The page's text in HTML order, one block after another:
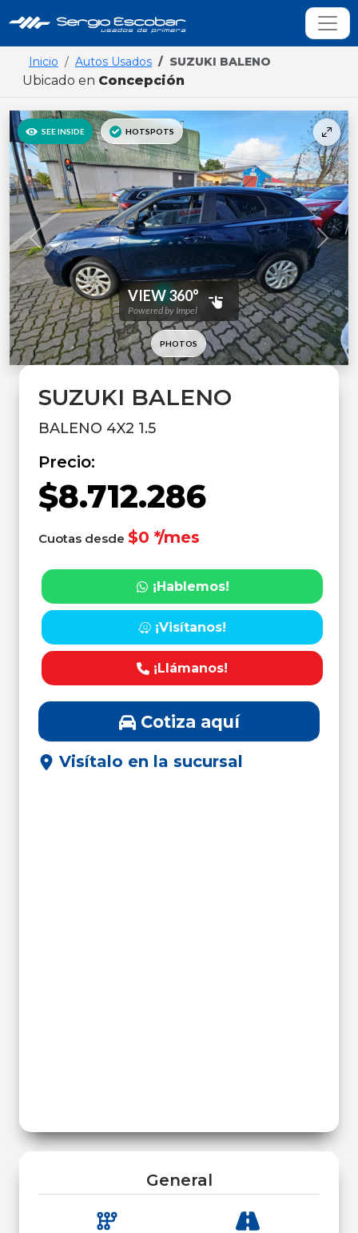
Inicio Autos Usados SUZUKI BALENO
Ubicado en Concepción
Previous Next
SUZUKI BALENO
BALENO 4X2 1.5
Precio:
$8.712.286
Cuotas desde $0 */mes
¡Hablemos!
¡Visítanos!
¡Llámanos!
Cotiza aquí
Visítalo en la sucursal
General